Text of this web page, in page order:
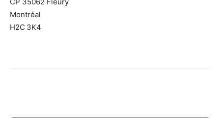
Montréal
H2C 3K4